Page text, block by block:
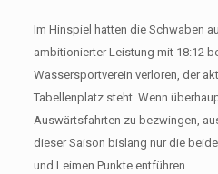
Im Hinspiel hatten die Schwaben
ambitionierter Leistung mit 18:12
Wassersportverein verloren, der
Tabellenplatz steht. Wenn
Auswärtsfahrten zu bezwingen,
dieser Saison bislang nur die
und Leimen Punkte entführen.